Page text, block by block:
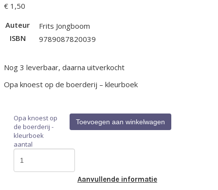
€ 1,50
Auteur
Frits Jongboom
ISBN
9789087820039
Nog 3 leverbaar, daarna uitverkocht
Opa knoest op de boerderij – kleurboek
Opa knoest op
de boerderij -
kleurboek
aantal
Toevoegen aan winkelwagen
Aanvullende informatie